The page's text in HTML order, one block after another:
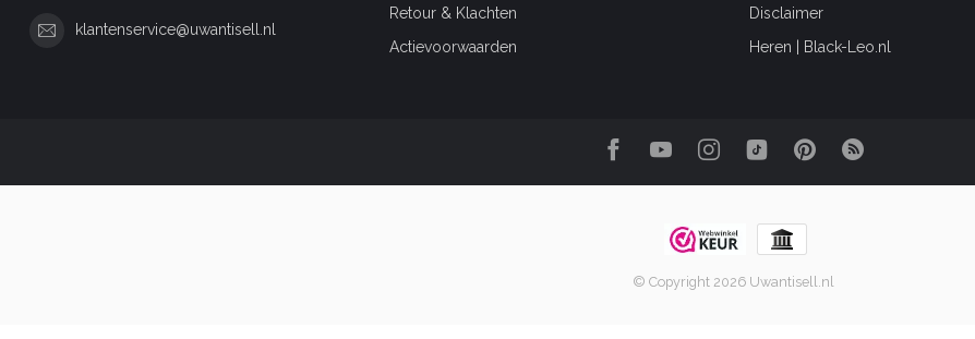
klantenservice@uwantisell.nl
Retour & Klachten
Actievoorwaarden
Disclaimer
Heren | Black-Leo.nl
© Copyright 2026 Uwantisell.nl